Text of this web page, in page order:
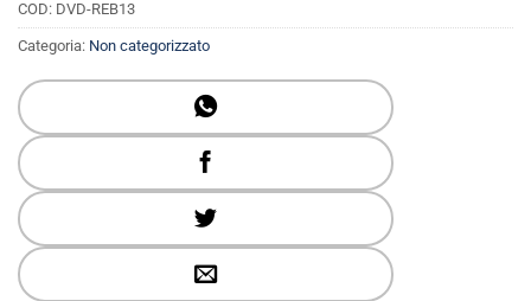
COD: DVD-REB13
Categoria: Non categorizzato